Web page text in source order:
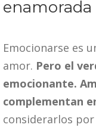
enamorada
Emocionarse es
amor. Pero el
emocionante.
complementan
considerarlos